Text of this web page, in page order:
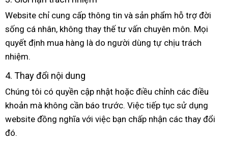
Website chỉ cung cấp thông tin và sản phẩm hỗ trợ đời
sống cá nhân, không thay thế tư vấn chuyên môn. Mọi
quyết định mua hàng là do người dùng tự chịu trách
nhiệm.
4. Thay đổi nội dung
Chúng tôi có quyền cập nhật hoặc điều chỉnh các điều
khoản mà không cần báo trước. Việc tiếp tục sử dụng
website đồng nghĩa với việc bạn chấp nhận các thay đổi
đó.